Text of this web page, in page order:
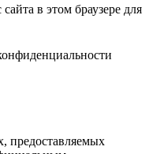
в этом браузере для
предоставляемых